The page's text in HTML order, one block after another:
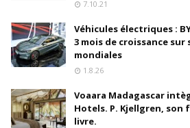
(Universal, Canal+) et de Banijay
partition
7.10.21
Véhicules électriques :
3 mois de croissance sur
mondiales
1.8.26
Voaara Madagascar
Hotels. P. Kjellgren, son
livre.